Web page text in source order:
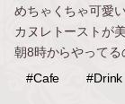
めちゃくちゃ可愛
カヌレトーストが
朝8時からやってる
#Cafe
#Drink